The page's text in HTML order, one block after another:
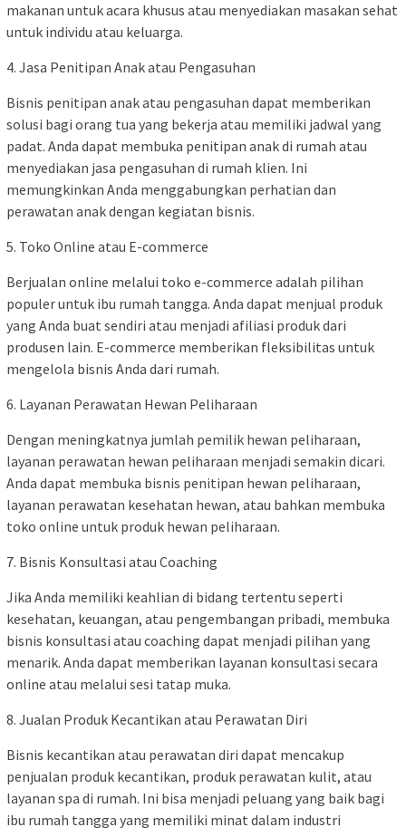
makanan untuk acara khusus atau menyediakan masakan sehat
untuk individu atau keluarga.
4. Jasa Penitipan Anak atau Pengasuhan
Bisnis penitipan anak atau pengasuhan dapat memberikan
solusi bagi orang tua yang bekerja atau memiliki jadwal yang
padat. Anda dapat membuka penitipan anak di rumah atau
menyediakan jasa pengasuhan di rumah klien. Ini
memungkinkan Anda menggabungkan perhatian dan
perawatan anak dengan kegiatan bisnis.
5. Toko Online atau E-commerce
Berjualan online melalui toko e-commerce adalah pilihan
populer untuk ibu rumah tangga. Anda dapat menjual produk
yang Anda buat sendiri atau menjadi afiliasi produk dari
produsen lain. E-commerce memberikan fleksibilitas untuk
mengelola bisnis Anda dari rumah.
6. Layanan Perawatan Hewan Peliharaan
Dengan meningkatnya jumlah pemilik hewan peliharaan,
layanan perawatan hewan peliharaan menjadi semakin dicari.
Anda dapat membuka bisnis penitipan hewan peliharaan,
layanan perawatan kesehatan hewan, atau bahkan membuka
toko online untuk produk hewan peliharaan.
7. Bisnis Konsultasi atau Coaching
Jika Anda memiliki keahlian di bidang tertentu seperti
kesehatan, keuangan, atau pengembangan pribadi, membuka
bisnis konsultasi atau coaching dapat menjadi pilihan yang
menarik. Anda dapat memberikan layanan konsultasi secara
online atau melalui sesi tatap muka.
8. Jualan Produk Kecantikan atau Perawatan Diri
Bisnis kecantikan atau perawatan diri dapat mencakup
penjualan produk kecantikan, produk perawatan kulit, atau
layanan spa di rumah. Ini bisa menjadi peluang yang baik bagi
ibu rumah tangga yang memiliki minat dalam industri